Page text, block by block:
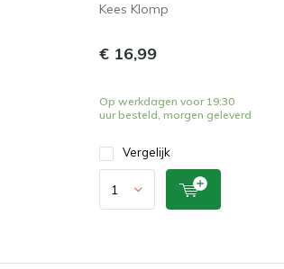
Kees Klomp
€ 16,99
Op werkdagen voor 19:30
uur besteld, morgen geleverd
Vergelijk